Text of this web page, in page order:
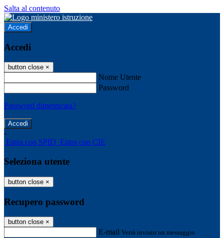
Salta al contenuto
Accedi
Accedi
button close ×
Nome Utente
Password
Password dimenticata?
-
Entra con SPID Entra con CIE
Seleziona utente
button close ×
Recupero password
button close ×
E-mail Verrà inviato un messaggio